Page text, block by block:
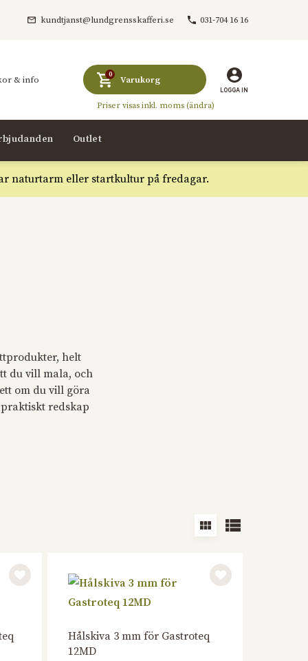
kundtjanst@lundgrensskafferi.se 031-704 16 16
& info 0 Varukorg
LOGGA IN
Outlet
naturtarm eller startkultur på fredagar.
helt
du vill mala, och
om du vill göra
redskap
Hålskiva 3 mm för Gastroteq
12MD